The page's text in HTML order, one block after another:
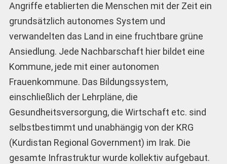
Angriffe etablierten die Menschen mit der Zeit ein
grundsätzlich autonomes System und
verwandelten das Land in eine fruchtbare grüne
Ansiedlung. Jede Nachbarschaft hier bildet eine
Kommune, jede mit einer autonomen
Frauenkommune. Das Bildungssystem,
einschließlich der Lehrpläne, die
Gesundheitsversorgung, die Wirtschaft etc. sind
selbstbestimmt und unabhängig von der KRG
(Kurdistan Regional Government) im Irak. Die
gesamte Infrastruktur wurde kollektiv aufgebaut.